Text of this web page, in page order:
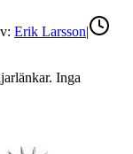
Erik Larsson|
Inga